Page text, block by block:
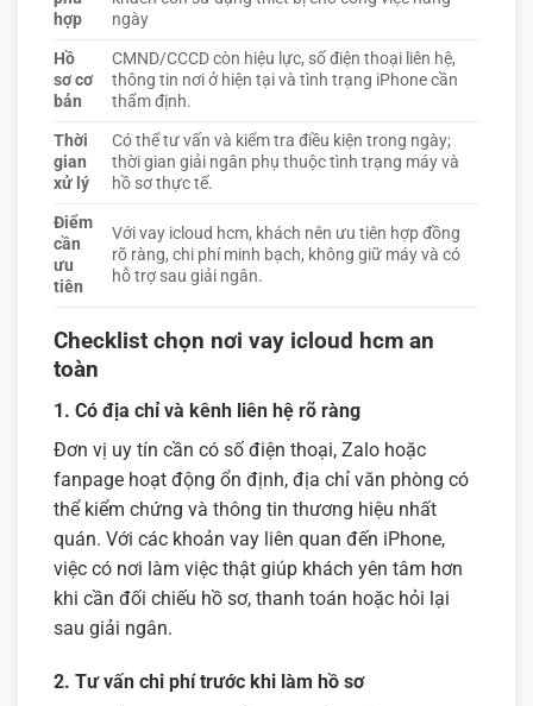
hợp
ngày
Hồ
sơ cơ
bản
CMND/CCCD còn hiệu lực, số điện thoại liên hệ,
thông tin nơi ở hiện tại và tình trạng iPhone cần
thẩm định.
Thời
gian
xử lý
Có thể tư vấn và kiểm tra điều kiện trong ngày;
thời gian giải ngân phụ thuộc tình trạng máy và
hồ sơ thực tế.
Điểm
cần
ưu
tiên
Với vay icloud hcm, khách nên ưu tiên hợp đồng
rõ ràng, chi phí minh bạch, không giữ máy và có
hỗ trợ sau giải ngân.
Checklist chọn nơi vay icloud hcm an
toàn
1. Có địa chỉ và kênh liên hệ rõ ràng
Đơn vị uy tín cần có số điện thoại, Zalo hoặc
fanpage hoạt động ổn định, địa chỉ văn phòng có
thể kiểm chứng và thông tin thương hiệu nhất
quán. Với các khoản vay liên quan đến iPhone,
việc có nơi làm việc thật giúp khách yên tâm hơn
khi cần đối chiếu hồ sơ, thanh toán hoặc hỏi lại
sau giải ngân.
2. Tư vấn chi phí trước khi làm hồ sơ